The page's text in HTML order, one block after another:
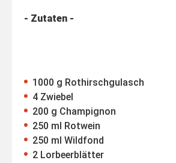
- Zutaten -
1000 g Rothirschgulasch
4 Zwiebel
200 g Champignon
250 ml Rotwein
250 ml Wildfond
2 Lorbeerblätter